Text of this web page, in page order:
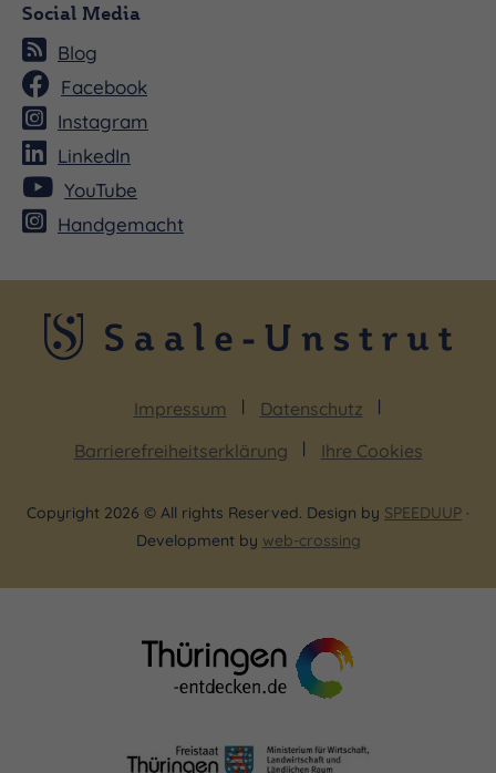
Social Media
Blog
Facebook
Instagram
LinkedIn
YouTube
Handgemacht
Impressum
Datenschutz
Barrierefreiheitserklärung
Ihre Cookies
Copyright 2026 © All rights Reserved. Design by SPEEDUUP ·
Development by web-crossing